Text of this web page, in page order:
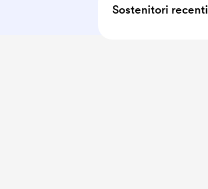
Sostenitori recenti